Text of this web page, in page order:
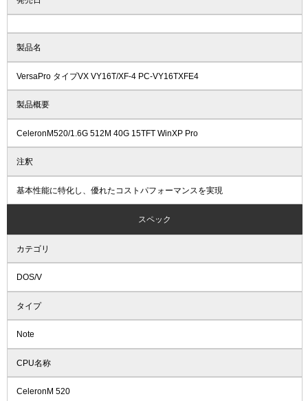
製品名
VersaPro タイプVX VY16T/XF-4 PC-VY16TXFE4
製品概要
CeleronM520/1.6G 512M 40G 15TFT WinXP Pro
注釈
基本性能に特化し、優れたコストパフォーマンスを実現
スペック
カテゴリ
DOS/V
タイプ
Note
CPU名称
CeleronM 520